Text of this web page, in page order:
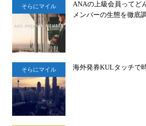
そらにマイル
ANAの上級会員ってど
メンバーの生態を徹底
そらにマイル 海外発券KULタッチで